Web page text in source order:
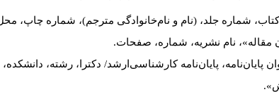
شماره جلد، (نام و نام‌خانوادگی مترجم)، شماره چاپ،
مقاله»، نام نشریه، شماره، صفحات.
پایان‌نامه، پایان‌نامه کارشناسی‌ارشد/ دکترا، رشته،